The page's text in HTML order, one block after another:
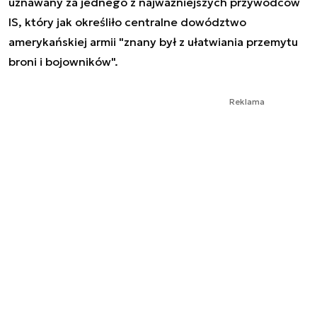
IS, który jak określiło centralne dowództwo
amerykańskiej armii "znany był z ułatwiania przemytu
broni i bojowników".
Reklama